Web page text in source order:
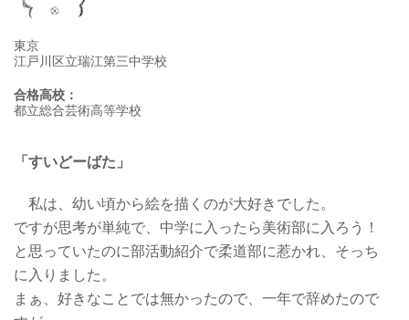
東京
江戸川区立瑞江第三中学校
合格高校：
都立総合芸術高等学校
「すいどーばた」
私は、幼い頃から絵を描くのが大好きでした。
ですが思考が単純で、中学に入ったら美術部に入ろう！
と思っていたのに部活動紹介で柔道部に惹かれ、そっち
に入りました。
まぁ、好きなことでは無かったので、一年で辞めたので